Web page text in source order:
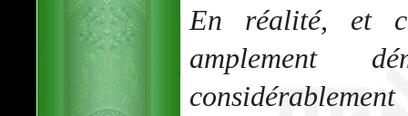
En réalité, et
amplement